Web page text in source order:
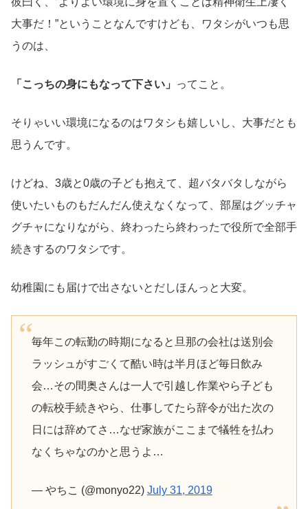
大事だ！”ということなんですけども、ワタシがいつも思
うのは、
「こっちの身にもなって下さい」 ってこと。
そりゃいい環境になるのはワタシも嬉しいし、大事だとも
思うんです。
けどね、3歳と0歳の子ども抱えて、超バタバタしながら
使いたいものもだんだん使えなくなって、部屋はグッチャ
グチャになりながら、終わったら終わったで役所で全部手
続きするのワタシです。
幼稚園にも届けで出さないとだしほんっと大変。
毎年この転勤の時期になると旦那の会社は送別会
ラッシュがすごくて酷い時は半月ほど毎日飲み
会…その間奥さんは一人で引越し作業やら子ども
の転校手続きやら、仕事してたら辞令が出た次の
日には辞めてさ…なぜ家族がここまで犠牲を払わ
なくちゃなのかと思うよ…
— やちこ (@monyo22) July 31, 2019